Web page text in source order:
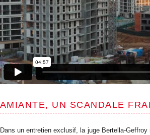
AMIANTE, UN SCANDALE
Dans un entretien exclusif, la juge Bertella-